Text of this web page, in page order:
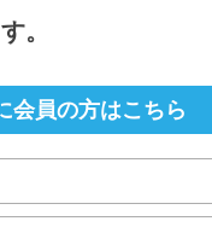
。
会員の方はこちら